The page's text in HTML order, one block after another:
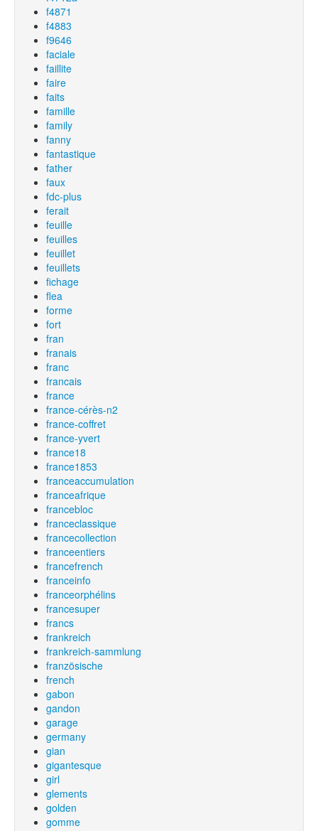
f4871
f4883
f9646
faciale
faillite
faire
faits
famille
family
fanny
fantastique
father
faux
fdc-plus
ferait
feuille
feuilles
feuillet
feuillets
fichage
flea
forme
fort
fran
franais
franc
francais
france
france-cérès-n2
france-coffret
france-yvert
france18
france1853
franceaccumulation
franceafrique
francebloc
franceclassique
francecollection
franceentiers
francefrench
franceinfo
franceorphélins
francesuper
francs
frankreich
frankreich-sammlung
französische
french
gabon
gandon
garage
germany
gian
gigantesque
girl
glements
golden
gomme